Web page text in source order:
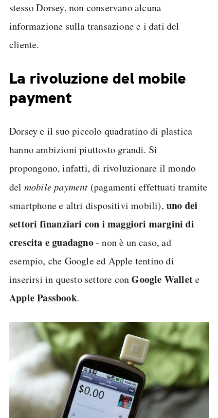
stesso Dorsey, non conservano alcuna
informazione sulla transazione e i dati del
cliente.
La rivoluzione del mobile
payment
Dorsey e il suo piccolo quadratino di plastica
hanno ambizioni piuttosto grandi. Si
propongono, infatti, di rivoluzionare il mondo
del mobile payment (pagamenti effettuati tramite
smartphone e altri dispositivi mobili),uno dei
settori finanziari con i maggiori margini di
crescita e guadagno- non è un caso, ad
esempio, che Google ed Apple tentino di
inserirsi in questo settore conGoogle Wallete
Apple Passbook.